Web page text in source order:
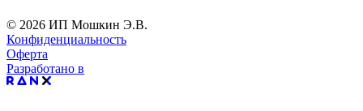
© 2026 ИП Мошкин Э.В.
Конфиденциальность
Оферта
Разработано в